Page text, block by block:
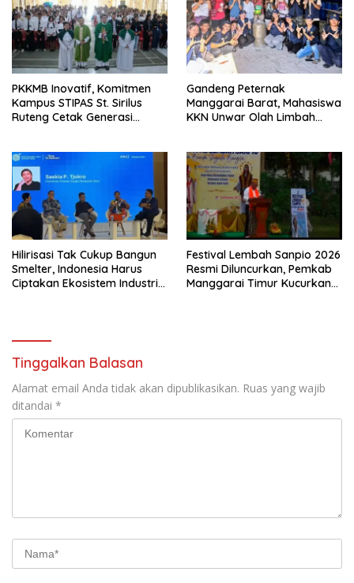
PKKMB Inovatif, Komitmen
Kampus STIPAS St. Sirilus
Ruteng Cetak Generasi
Gandeng Peternak
Manggarai Barat, Mahasiswa
KKN Unwar Olah Limbah
Hilirisasi Tak Cukup Bangun
Smelter, Indonesia Harus
Ciptakan Ekosistem Industri
Festival Lembah Sanpio 2026
Resmi Diluncurkan, Pemkab
Manggarai Timur Kucurkan
Tinggalkan Balasan
Alamat email Anda tidak akan dipublikasikan. Ruas yang wajib
ditandai *